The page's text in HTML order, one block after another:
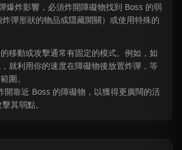
爆炸影響，必須炸開障礙物找到 Boss 的弱
彈形狀的物品或隱藏開關）或使用特殊的
移動或攻擊通常有固定的模式。例如，如
就利用你的速度在障礙物後放置炸彈，等
圍。
開靠近 Boss 的障礙物，以獲得更廣闊的活
其弱點。